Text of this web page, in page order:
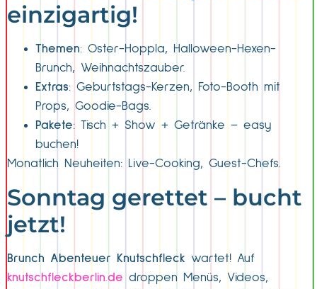
einzigartig!
Themen: Oster-Hoppla, Halloween-Hexen-
Brunch, Weihnachtszauber.
Extras: Geburtstags-Kerzen, Foto-Booth mit
Props, Goodie-Bags.
Pakete: Tisch + Show + Getränke – easy
buchen!
Monatlich Neuheiten: Live-Cooking, Guest-Chefs.
Sonntag gerettet – bucht
jetzt!
Brunch Abenteuer Knutschfleck wartet! Auf
knutschfleckberlin.de droppen Menüs, Videos,